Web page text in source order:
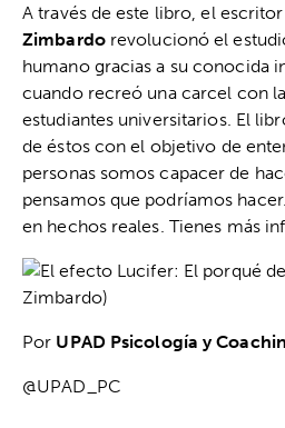
A través de este libro, el
Zimbardorevolucionó el
humano gracias a su conocida
cuando recreó una carcel con
estudiantes universitarios. El
de éstos con el objetivo de
personas somos capacer de
pensamos que podríamos
en hechos reales. Tienes más
Por UPAD Psicología y
@UPAD_PC